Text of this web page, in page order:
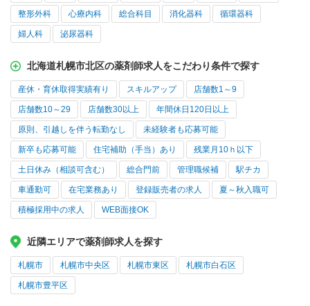
整形外科 心療内科 総合科目 消化器科 循環器科
婦人科 泌尿器科
北海道札幌市北区の薬剤師求人をこだわり条件で探す
産休・育休取得実績有り スキルアップ 店舗数1～9
店舗数10～29 店舗数30以上 年間休日120日以上
原則、引越しを伴う転勤なし 未経験者も応募可能
新卒も応募可能 住宅補助（手当）あり 残業月10ｈ以下
土日休み（相談可含む） 総合門前 管理職候補 駅チカ
車通勤可 在宅業務あり 登録販売者の求人 夏～秋入職可
積極採用中の求人 WEB面接OK
近隣エリアで薬剤師求人を探す
札幌市 札幌市中央区 札幌市東区 札幌市白石区
札幌市豊平区